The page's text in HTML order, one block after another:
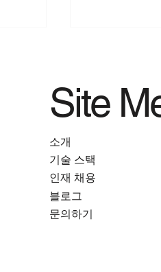
Exposure
정교해지는
Site
소개
기술 스택
블로그
인재 채용
문의하기